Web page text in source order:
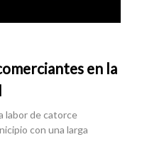
en la
labor de catorce
con una larga